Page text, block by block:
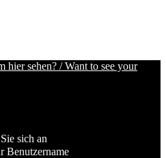
sehen? / Want to see your
sich an
Benutzername